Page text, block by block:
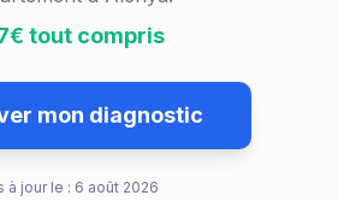
tout compris
mon diagnostic
à jour le : 6 août 2026